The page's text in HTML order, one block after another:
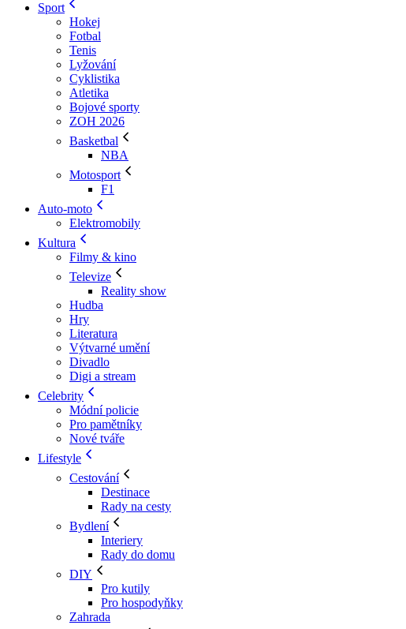
Sport
Hokej
Fotbal
Tenis
Lyžování
Cyklistika
Atletika
Bojové sporty
ZOH 2026
Basketbal
NBA
Motosport
F1
Auto-moto
Elektromobily
Kultura
Filmy & kino
Televize
Reality show
Hudba
Hry
Literatura
Výtvarné umění
Divadlo
Digi a stream
Celebrity
Módní policie
Pro pamětníky
Nové tváře
Lifestyle
Cestování
Destinace
Rady na cesty
Bydlení
Interiery
Rady do domu
DIY
Pro kutily
Pro hospodyňky
Zahrada